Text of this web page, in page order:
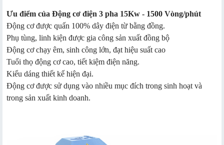
Ưu điểm của Động cơ điện 3 pha 15Kw - 1500 Vòng/phút
Động cơ được quấn 100% dây điện từ bằng đồng.
Phụ tùng, linh kiện được gia công sản xuất đồng bộ
Động cơ chạy êm, sinh công lớn, đạt hiệu suất cao
Tuổi thọ động cơ cao, tiết kiệm điện năng.
Kiểu dáng thiết kế hiện đại.
Động cơ được sử dụng vào nhiều mục đích trong sinh hoạt và
trong sản xuất kinh doanh.